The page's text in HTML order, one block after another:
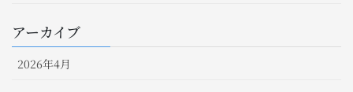
アーカイブ
2026年4月